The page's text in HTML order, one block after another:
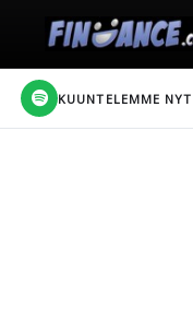
KUUNTELEMME NYT